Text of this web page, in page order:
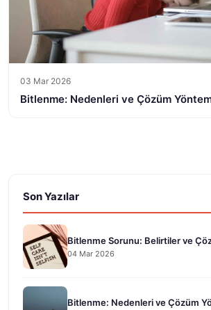
03 Mar 2026
Bitlenme: Nedenleri ve Çözüm
Son Yazılar
Bitlenme Sorunu: Belirtiler ve
04 Mar 2026
Bitlenme: Nedenleri ve Çözüm